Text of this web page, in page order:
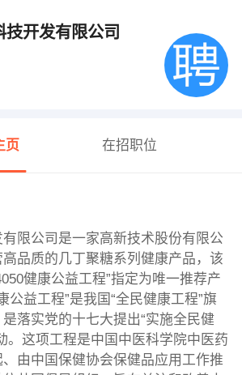
技开发有限公司
页 在招职位
限公司是一家高新技术股份有限公
品质的几丁聚糖系列健康产品，该
健康公益工程”指定为唯一推荐产
公益工程”是我国“全民健康工程”旗
落实党的十七大提出“实施全民健
。这项工程是中国中医科学院中医药
由中国保健协会保健品应用工作推